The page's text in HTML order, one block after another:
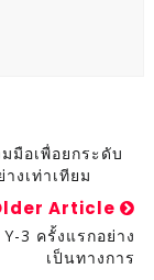
มือเพื่อยกระดับ
งเท่าเทียม
Article
3 ครั้งแรกอย่าง
เป็นทางการ